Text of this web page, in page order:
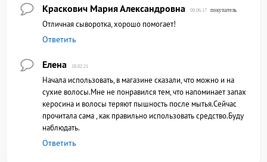
Краскович Мария Александровна 09.06.17 покупатель
Отличная сыворотка, хорошо помогает!
Ответить
Елена 18.02.21
Начала использовать, в магазине сказали, что можно и на
сухие волосы.Мне не понравился тем, что напоминает запах
керосина и волосы теряют пышность после мытья.Сейчас
прочитала сама , как правильно использовать средство.Буду
наблюдать.
Ответить